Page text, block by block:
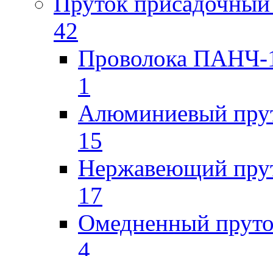
42
Проволока ПАНЧ-
1
Алюминиевый
15
Нержавеющий
17
Омедненный
4